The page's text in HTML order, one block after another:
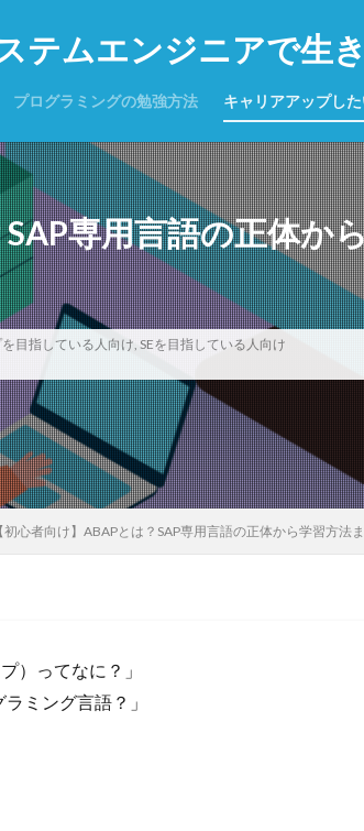
テムエンジニアで生
プログラミングの勉強方法 キャリアアップし
専用言語の正体か
目指している人向け, SEを目指している人向け
【初心者向け】ABAPとは？SAP専用言語の正体から学習方法
）ってなに？」
ラミング言語？」